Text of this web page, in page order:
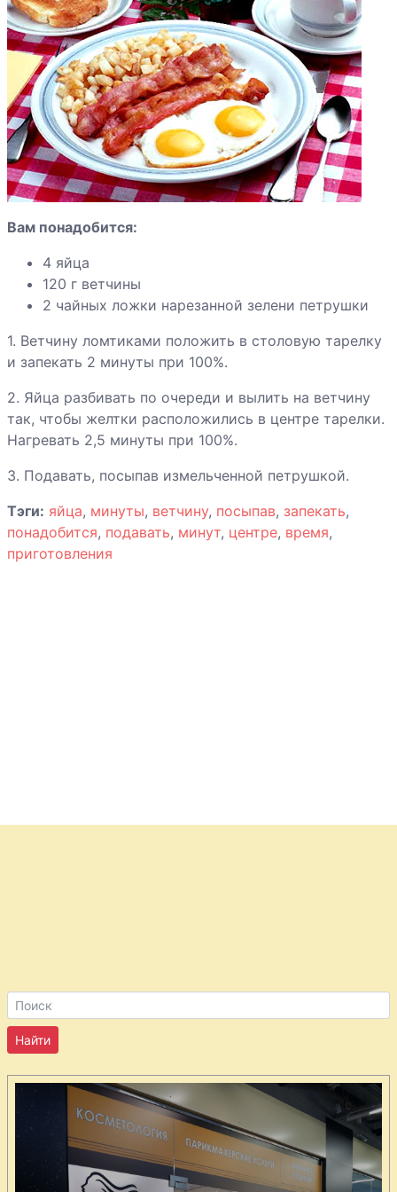
сладкие
Говядина
жареная
Грудка индейки
по-
индонезийски
Индейка с
красным
Яблоки
ванильным
соусом
Ягненок со
специями и
глазунья с
ветчиной
Картофель
испеченный в
мундире с
сыром
Картофель
запеченный
Компот из
сухофруктов с
Вам понадобится:
4 яйца
120 г ветчины
2 чайных ложки нарезанной зелени петрушки
1. Ветчину ломтиками положить в столовую тарелку
и запекать 2 минуты при 100%.
2. Яйца разбивать по очереди и вылить на ветчину
так, чтобы желтки расположились в центре тарелки.
Нагревать 2,5 минуты при 100%.
3. Подавать, посыпав измельченной петрушкой.
Тэги: яйца, минуты, ветчину, посыпав, запекать,
понадобится, подавать, минут, центре, время,
приготовления